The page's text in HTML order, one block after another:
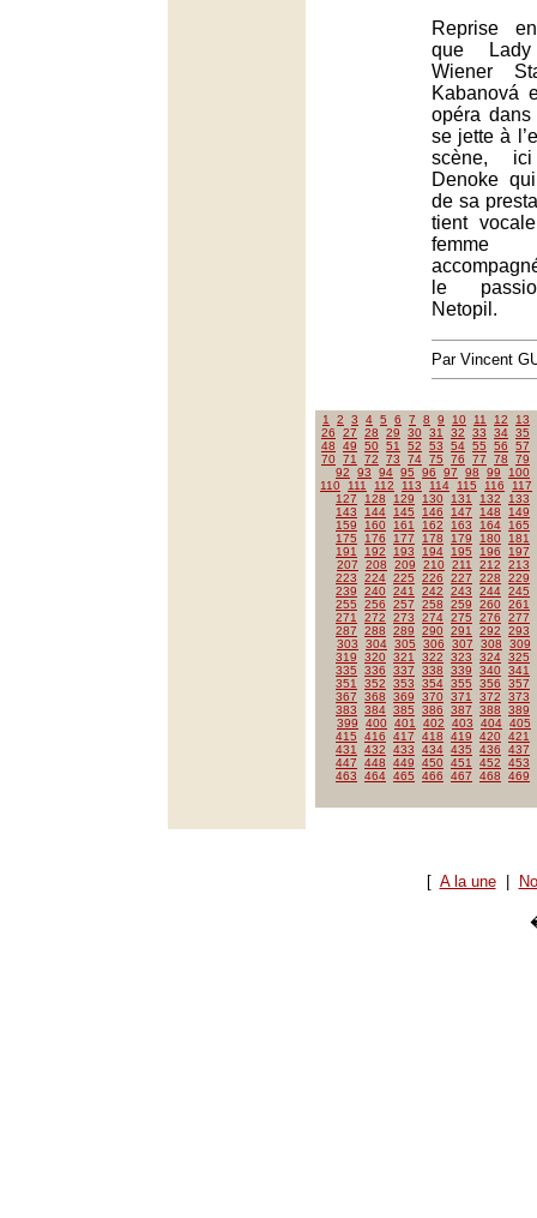
Reprise
que
Wiener
Kabanová
opéra dans
se jette à
scène,
Denoke
de sa
tient
femme
le
Netopil.
Par Vincent
1 2 3 4 5 6 7 8 9 10 11 12
13
26
27 28 29 30 31 32 33 34 35
48
49 50 51 52 53 54 55 56
57
70 71 72 73 74 75 76 77 78
79
92
93 94 95 96 97 98 99
100
110
111 112 113 114 115 116
117
127
128 129 130 131 132
133
143
144 145 146 147 148
149
159
160 161 162 163 164
165
175
176 177 178 179 180
181
191
192 193 194 195 196
197
207
208 209 210 211 212
213
223
224 225 226 227 228
229
239
240 241 242 243 244 245
255
256 257 258 259 260 261
271
272 273 274 275 276
277
287
288 289 290 291 292
293
303
304 305 306 307 308
309
319
320 321 322 323 324 325
335
336 337 338 339 340 341
351
352 353 354 355 356
357
367
368 369 370 371 372
373
383
384 385 386 387 388
389
399
400 401 402 403 404 405
415
416 417 418 419 420 421
431
432 433 434 435 436
437
447
448 449 450 451 452
453
463
464 465 466 467 468 469
[ A la une|